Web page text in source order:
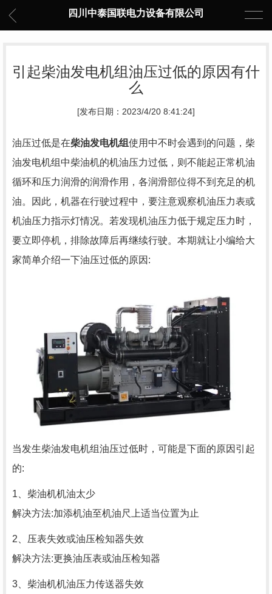
四川中泰国联电力设备有限公司
引起柴油发电机组油压过低的原因有什
么
[发布日期：2023/4/20 8:41:24]
油压过低是在柴油发电机组使用中不时会遇到的问题，柴
油发电机组中柴油机的机油压力过低，则不能起正常机油
循环和压力润滑的润滑作用，各润滑部位得不到充足的机
油。因此，机器在行驶过程中，要注意观察机油压力表或
机油压力指示灯情况。若发现机油压力低于规定压力时，
要立即停机，排除故障后再继续行驶。本期就让小编给大
家简单介绍一下油压过低的原因:
当发生柴油发电机组油压过低时，可能是下面的原因引起
的:
1、柴油机机油太少
解决方法:加添机油至机油尺上适当位置为止
2、压表失效或油压检知器失效
解决方法:更换油压表或油压检知器
3、柴油机机油压力传送器失效